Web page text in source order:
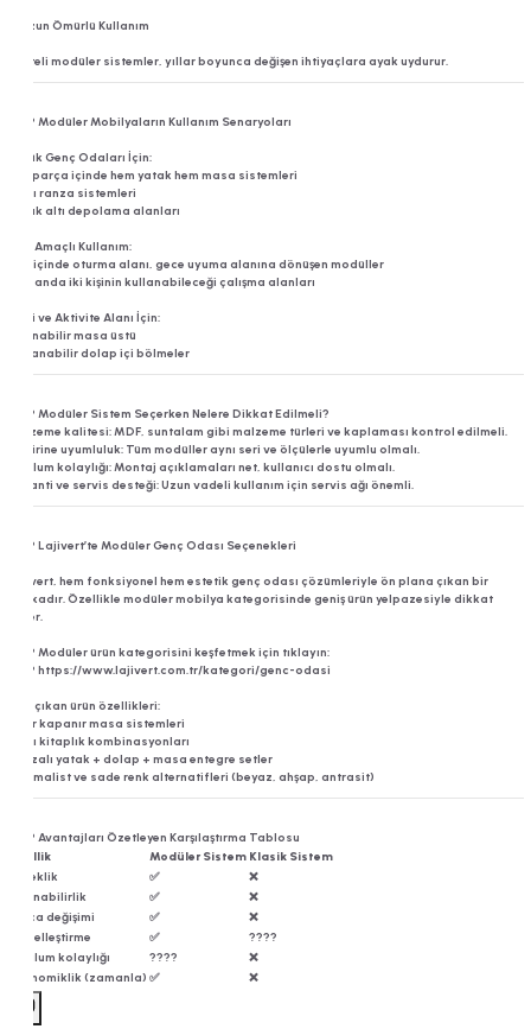
6. Uzun Ömürlü Kullanım
Kaliteli modüler sistemler, yıllar boyunca değişen ihtiyaçlara ayak uydurur.
???? Modüler Mobilyaların Kullanım Senaryoları
Küçük Genç Odaları İçin:
Tek parça içinde hem yatak hem masa sistemleri
Raflı ranza sistemleri
Yatak altı depolama alanları
Çok Amaçlı Kullanım:
Gün içinde oturma alanı, gece uyuma alanına dönüşen modüller
Aynı anda iki kişinin kullanabileceği çalışma alanları
Hobi ve Aktivite Alanı İçin:
Taşınabilir masa üstü
Katlanabilir dolap içi bölmeler
???? Modüler Sistem Seçerken Nelere Dikkat Edilmeli?
Malzeme kalitesi: MDF, suntalam gibi malzeme türleri ve kaplaması kontrol edilmeli.
Birbirine uyumluluk: Tüm modüller aynı seri ve ölçülerle uyumlu olmalı.
Kurulum kolaylığı: Montaj açıklamaları net, kullanıcı dostu olmalı.
Garanti ve servis desteği: Uzun vadeli kullanım için servis ağı önemli.
???? Lajivert’te Modüler Genç Odası Seçenekleri
Lajivert, hem fonksiyonel hem estetik genç odası çözümleriyle ön plana çıkan bir
markadır. Özellikle modüler mobilya kategorisinde geniş ürün yelpazesiyle dikkat
çeker.
???? Modüler ürün kategorisini keşfetmek için tıklayın:
???? https://www.lajivert.com.tr/kategori/genc-odasi
Öne çıkan ürün özellikleri:
Açılır kapanır masa sistemleri
Raflı kitaplık kombinasyonları
Ranzalı yatak + dolap + masa entegre setler
Minimalist ve sade renk alternatifleri (beyaz, ahşap, antrasit)
???? Avantajları Özetleyen Karşılaştırma Tablosu
Özellik
Modüler Sistem Klasik Sistem
Esneklik
✅
❌
Taşınabilirlik
✅
❌
Parça değişimi
✅
❌
Kişiselleştirme
✅
????
Kurulum kolaylığı
????
❌
Ekonomiklik (zamanla) ✅ ❌